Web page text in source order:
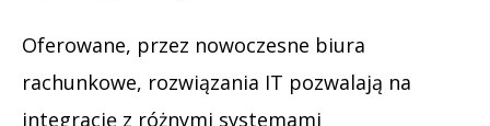
Oferowane, przez nowoczesne biura
rachunkowe, rozwiązania IT pozwalają na
integrację z różnymi systemami